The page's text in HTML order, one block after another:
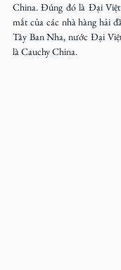
China. Đúng đó là Đại
mắt của các nhà hàng hải
Tây Ban Nha, nước Đại
là Cauchy China.